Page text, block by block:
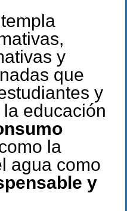
y
que
y
educación
la
agua como
y